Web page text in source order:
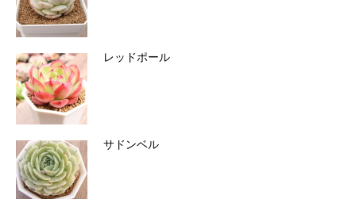
レッドポール
サドンベル